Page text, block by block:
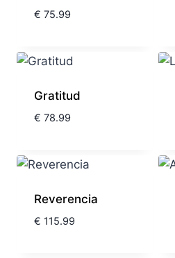
€ 75.99
Gratitud
€ 78.99
Reverencia
€ 115.99